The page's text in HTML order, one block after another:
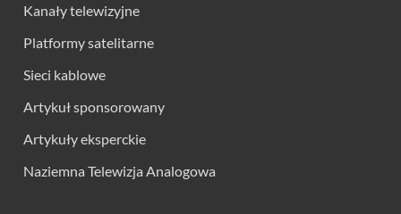
Kanały telewizyjne
Platformy satelitarne
Sieci kablowe
Artykuł sponsorowany
Artykuły eksperckie
Naziemna Telewizja Analogowa